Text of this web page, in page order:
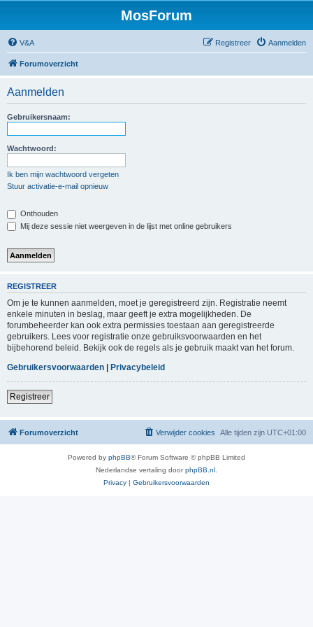
MosForum
V&A Aanmelden
Registreer
Forumoverzicht
Aanmelden
Gebruikersnaam:
Wachtwoord:
Ik ben mijn wachtwoord vergeten
Stuur activatie-e-mail opnieuw
Onthouden
Mij deze sessie niet weergeven in de lijst met online gebruikers
REGISTREER
Om je te kunnen aanmelden, moet je geregistreerd zijn. Registratie neemt
enkele minuten in beslag, maar geeft je extra mogelijkheden. De
forumbeheerder kan ook extra permissies toestaan aan geregistreerde
gebruikers. Lees voor registratie onze gebruiksvoorwaarden en het
bijbehorend beleid. Bekijk ook de regels als je gebruik maakt van het forum.
Gebruikersvoorwaarden | Privacybeleid
Registreer
Forumoverzicht Alle tijden zijn UTC+01:00
Verwijder cookies
Powered by phpBB® Forum Software © phpBB Limited
Nederlandse vertaling doorphpBB.nl
Privacy | Gebruikersvoorwaarden